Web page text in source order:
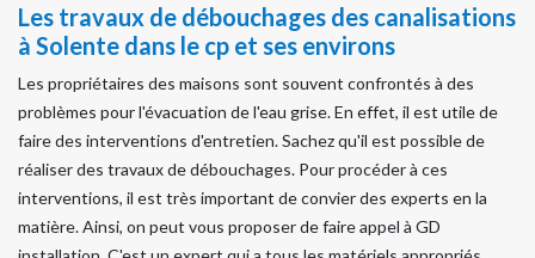
Les travaux de débouchages des canalisations
à Solente dans le cp et ses environs
Les propriétaires des maisons sont souvent confrontés à des
problèmes pour l'évacuation de l'eau grise. En effet, il est utile de
faire des interventions d'entretien. Sachez qu'il est possible de
réaliser des travaux de débouchages. Pour procéder à ces
interventions, il est très important de convier des experts en la
matière. Ainsi, on peut vous proposer de faire appel à GD